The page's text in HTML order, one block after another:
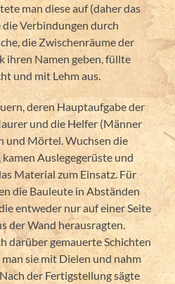
man diese auf (daher das
Verbindungen durch
die Zwischenräume der
ihren Namen geben, füllte
und mit Lehm aus.
deren Hauptaufgabe der
und die Helfer (Männer
und Mörtel. Wuchsen die
Auslegegerüste und
Material zum Einsatz. Für
die Bauleute in Abständen
entweder nur auf einer Seite
der Wand herausragten.
darüber gemauerte Schichten
sie mit Dielen und nahm
der Fertigstellung sägte